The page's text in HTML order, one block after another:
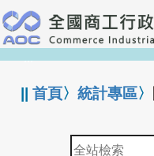
跳
到
主
要
:::
||首頁〉統計專區〉
全